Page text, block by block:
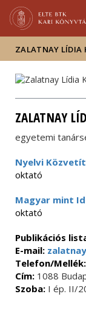
ZALATNAY LÍDIA
ZALATNAY
egyetemi
Nyelvi
oktató
Magyar mint
oktató
Publikációs
E-mail:
Telefon/Mellék:
Cím: 1088
Szoba: I ép. II/